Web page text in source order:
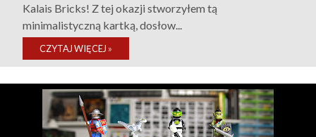
Kalais Bricks! Z tej okazji stworzyłem tą
minimalistyczną kartką, dosłow...
CZYTAJ WIĘCEJ »